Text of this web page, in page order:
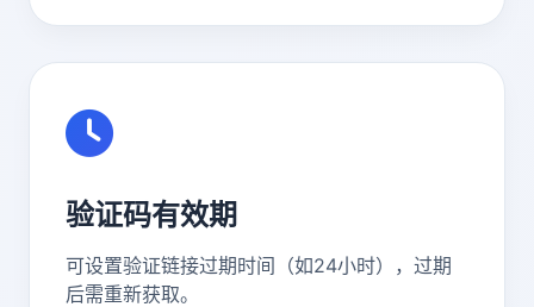
验证码有效期
可设置验证链接过期时间（如24小时），过期
后需重新获取。